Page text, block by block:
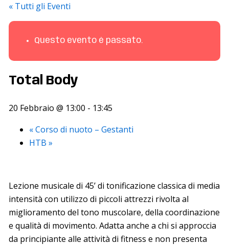
« Tutti gli Eventi
Questo evento è passato.
Total Body
20 Febbraio @ 13:00 - 13:45
«Corso di nuoto – Gestanti
HTB »
Lezione musicale di 45’ di tonificazione classica di media
intensità con utilizzo di piccoli attrezzi rivolta al
miglioramento del tono muscolare, della coordinazione
e qualità di movimento. Adatta anche a chi si approccia
da principiante alle attività di fitness e non presenta